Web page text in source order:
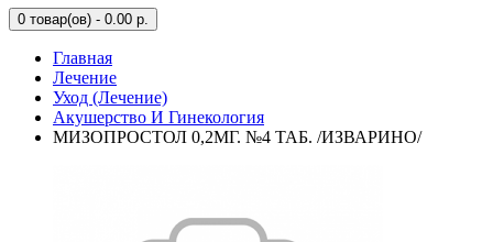
0 товар(ов) - 0.00 р.
Главная
Лечение
Уход (Лечение)
Акушерство И Гинекология
МИЗОПРОСТОЛ 0,2МГ. №4 ТАБ. /ИЗВАРИНО/